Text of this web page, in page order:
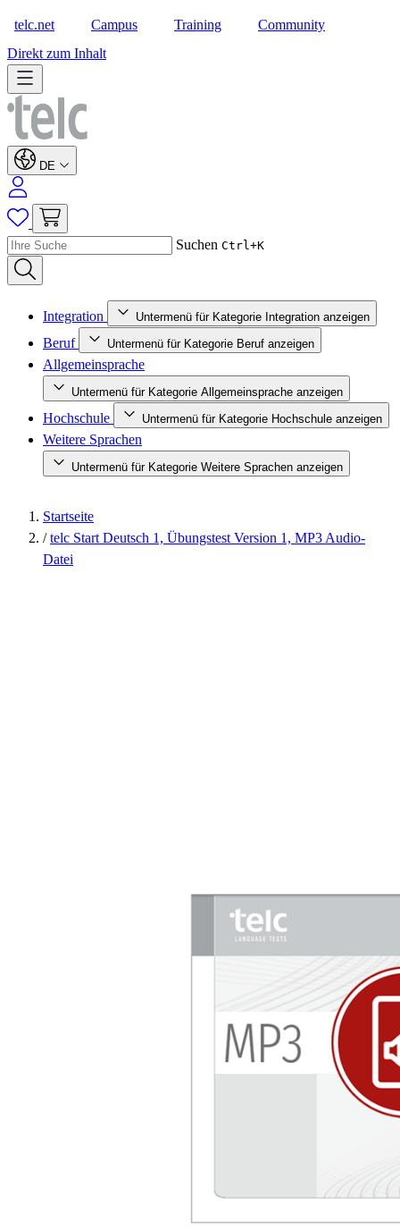
telc.net Campus Training Community
Direkt zum Inhalt
DE
Suchen Ctrl+K
Integration Untermenü für Kategorie Integration anzeigen
Beruf Untermenü für Kategorie Beruf anzeigen
Allgemeinsprache
Untermenü für Kategorie Allgemeinsprache anzeigen
Hochschule Untermenü für Kategorie Hochschule anzeigen
Weitere Sprachen
Untermenü für Kategorie Weitere Sprachen anzeigen
Startseite
/ telc Start Deutsch 1, Übungstest Version 1, MP3 Audio-
Datei